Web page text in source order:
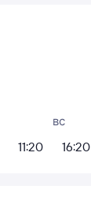
11:20
вс
16:20